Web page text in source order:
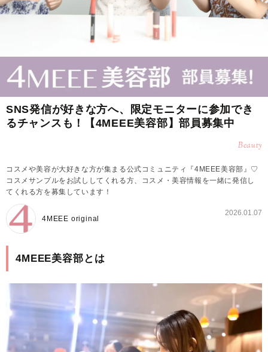
SNS発信が好きな方へ、限定モニターに参加でき
るチャンスも！【4MEEE美容部】部員募集中
Beauty
コスメや美容が大好きな方が集まる公式コミュニティ『4MEEE美容部』♡
コスメサンプルをお試ししてくれる方、コスメ・美容情報を一緒に発信し
てくれる方を募集しています！
4MEEE original
2026.01.07
4MEEE美容部とは